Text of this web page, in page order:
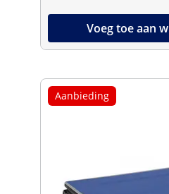
Voeg toe aan
Aanbieding